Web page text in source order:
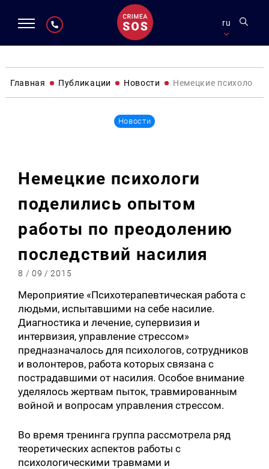
ru
Главная Публикации Новости Немецкие психологи
Новости
Немецкие психологи
поделились опытом
работы по преодолению
последствий насилия
8 / 09 / 2015
Мероприятие «Психотерапевтическая работа с
людьми, испытавшими на себе насилие.
Диагностика и лечение, супервизия и
интервизия, управление стрессом»
предназначалось для психологов, сотрудников
и волонтеров, работа которых связана с
пострадавшими от насилия. Особое внимание
уделялось жертвам пыток, травмированным
войной и вопросам управления стрессом.
Во время тренинга группа рассмотрела ряд
теоретических аспектов работы с
психологическими травмами и